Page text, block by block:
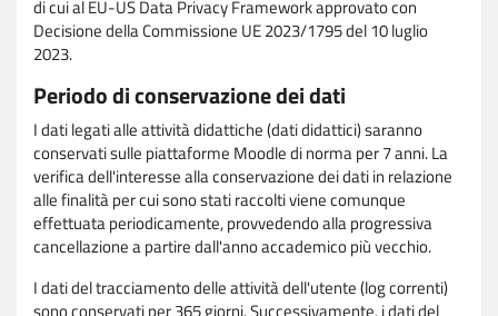
di cui al EU-US Data Privacy Framework approvato con
Decisione della Commissione UE 2023/1795 del 10 luglio
2023.
Periodo di conservazione dei dati
I dati legati alle attività didattiche (dati didattici) saranno
conservati sulle piattaforme Moodle di norma per 7 anni. La
verifica dell'interesse alla conservazione dei dati in relazione
alle finalità per cui sono stati raccolti viene comunque
effettuata periodicamente, provvedendo alla progressiva
cancellazione a partire dall'anno accademico più vecchio.
I dati del tracciamento delle attività dell'utente (log correnti)
sono conservati per 365 giorni. Successivamente, i dati del